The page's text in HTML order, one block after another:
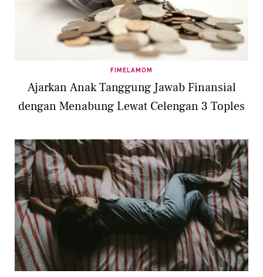
FIMELAMOM
Ajarkan Anak Tanggung Jawab Finansial
dengan Menabung Lewat Celengan 3 Toples